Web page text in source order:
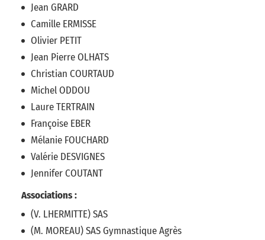
Jean GRARD
Camille ERMISSE
Olivier PETIT
Jean Pierre OLHATS
Christian COURTAUD
Michel ODDOU
Laure TERTRAIN
Françoise EBER
Mélanie FOUCHARD
Valérie DESVIGNES
Jennifer COUTANT
Associations :
(V. LHERMITTE) SAS
(M. MOREAU) SAS Gymnastique Agrès